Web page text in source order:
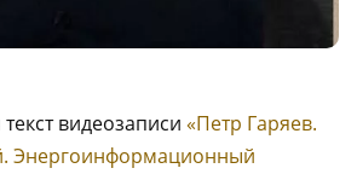
видеозаписи «Петр Гаряев.
Энергоинформационный